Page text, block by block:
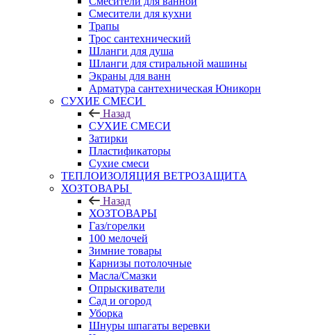
Смесители для кухни
Трапы
Трос сантехнический
Шланги для душа
Шланги для стиральной машины
Экраны для ванн
Арматура сантехническая Юникорн
СУХИЕ СМЕСИ
Назад
СУХИЕ СМЕСИ
Затирки
Пластификаторы
Сухие смеси
ТЕПЛОИЗОЛЯЦИЯ ВЕТРОЗАЩИТА
ХОЗТОВАРЫ
Назад
ХОЗТОВАРЫ
Газ/горелки
100 мелочей
Зимние товары
Карнизы потолочные
Масла/Смазки
Опрыскиватели
Сад и огород
Уборка
Шнуры шпагаты веревки